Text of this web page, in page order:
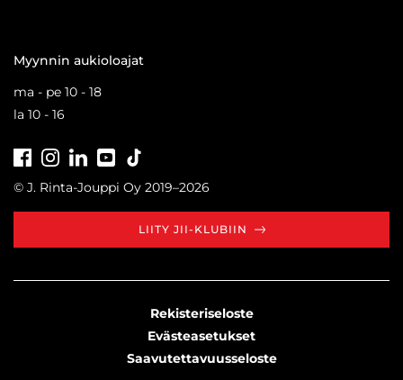
Myynnin aukioloajat
ma - pe 10 - 18
la 10 - 16
FacebookInstagramLinkedInYoutube
© J. Rinta-Jouppi Oy 2019–2026
LIITY JII-KLUBIIN
Rekisteriseloste
Evästeasetukset
Saavutettavuusseloste